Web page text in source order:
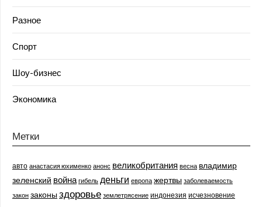
Разное
Спорт
Шоу-бизнес
Экономика
Метки
авто анастасия юхименко анонс великобритания весна владимир
зеленский война гибель деньги европа жертвы заболеваемость
закон законыздоровье землетрясение индонезия исчезновение